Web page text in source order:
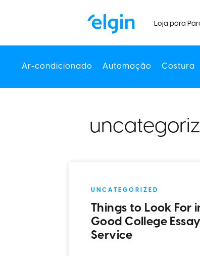
Loja para
Ar-condicionado Automação Costura
UNCATEGORIZED
Things to Look For
Good College Essay
Service